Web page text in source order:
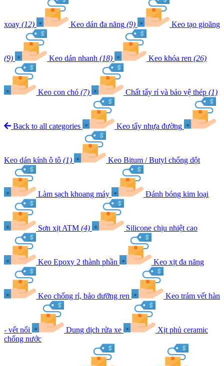
xoay (12) Keo dán đa năng (9) Keo tạo gioăng
(9) Keo dán nhanh (18) Keo khóa ren (26)
Keo con chó (7) Chất tẩy rỉ và bảo vệ thép (1)
Back to all categories Keo tẩy nhựa đường
Keo dán kính ô tô (1) Keo Bitum / Butyl chống dột
Làm sạch khoang máy Đánh bóng kim loại
Sơn xịt ATM (4) Silicone chịu nhiệt cao
Keo Epoxy 2 thành phần Keo xịt đa năng
Keo chống rỉ, bảo dưỡng ren Keo trám vết hàn
- vết nối Dung dịch rửa xe
Xịt phủ ceramic
chống nước